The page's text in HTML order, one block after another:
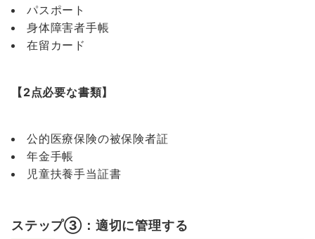
パスポート
身体障害者手帳
在留カード
【2点必要な書類】
公的医療保険の被保険者証
年金手帳
児童扶養手当証書
ステップ③：適切に管理する